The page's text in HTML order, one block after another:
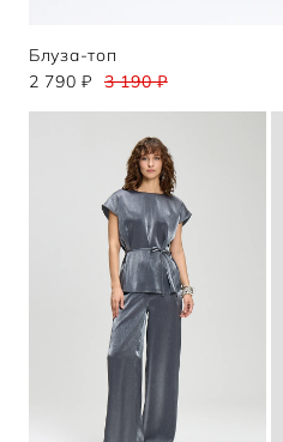
Блуза-топ
2 790 ₽
3 190 ₽